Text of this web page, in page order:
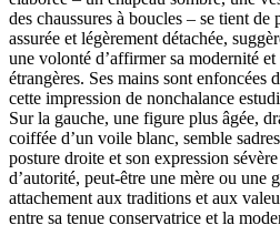
des chaussures à boucles – se tient
assurée et légèrement détachée,
une volonté d’affirmer sa modernité
étrangères. Ses mains sont enfoncées
cette impression de nonchalance
Sur la gauche, une figure plus âgée,
coiffée d’un voile blanc, semble
posture droite et son expression
d’autorité, peut-être une mère ou une
attachement aux traditions et aux
entre sa tenue conservatrice et la